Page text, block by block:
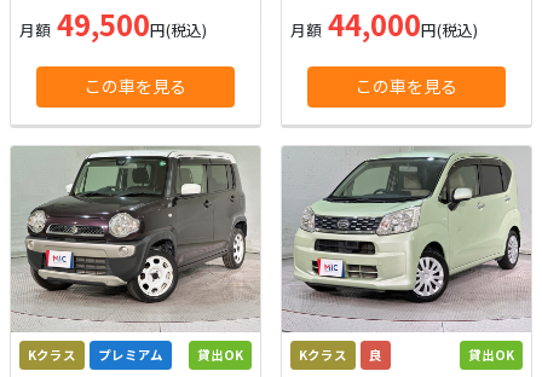
月額 49,500円(税込)
この車を見る
月額 44,000円(税込)
この車を見る
Kクラス プレミアム 貸出OK Kクラス 良 貸出OK